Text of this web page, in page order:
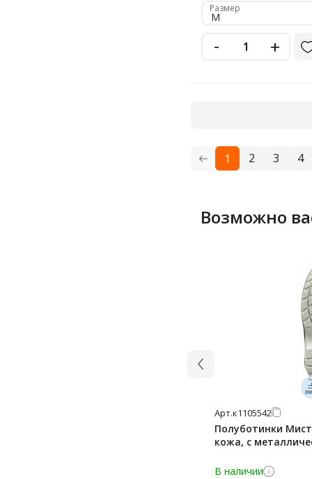
Размер
M
- +
1 2 3 4
Возможно
Арт.к1105542
Полуботинки
кожа, с
В наличии